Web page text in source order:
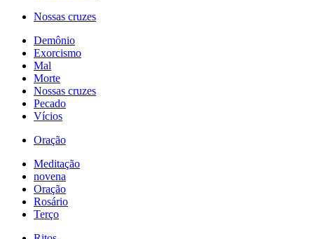
Nossas cruzes
Demônio
Exorcismo
Mal
Morte
Nossas cruzes
Pecado
Vícios
Oração
Meditação
novena
Oração
Rosário
Terço